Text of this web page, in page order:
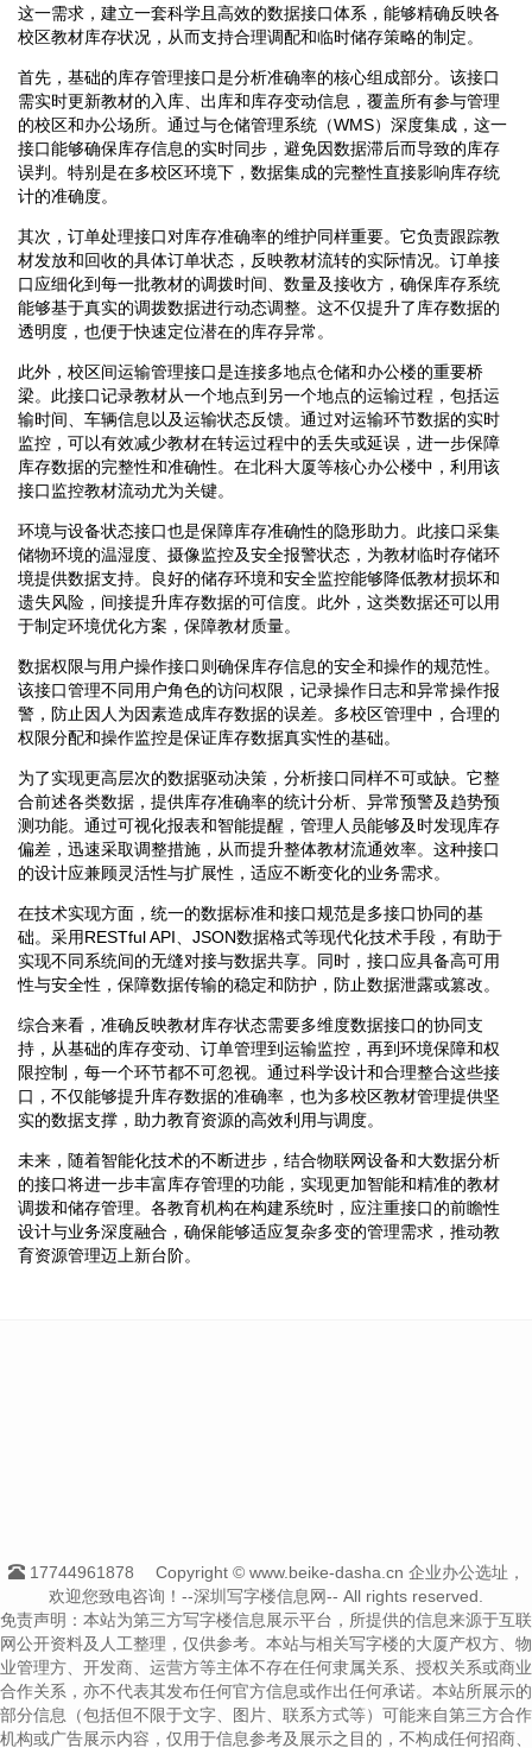
这一需求，建立一套科学且高效的数据接口体系，能够精确反映各
校区教材库存状况，从而支持合理调配和临时储存策略的制定。
首先，基础的库存管理接口是分析准确率的核心组成部分。该接口
需实时更新教材的入库、出库和库存变动信息，覆盖所有参与管理
的校区和办公场所。通过与仓储管理系统（WMS）深度集成，这一
接口能够确保库存信息的实时同步，避免因数据滞后而导致的库存
误判。特别是在多校区环境下，数据集成的完整性直接影响库存统
计的准确度。
其次，订单处理接口对库存准确率的维护同样重要。它负责跟踪教
材发放和回收的具体订单状态，反映教材流转的实际情况。订单接
口应细化到每一批教材的调拨时间、数量及接收方，确保库存系统
能够基于真实的调拨数据进行动态调整。这不仅提升了库存数据的
透明度，也便于快速定位潜在的库存异常。
此外，校区间运输管理接口是连接多地点仓储和办公楼的重要桥
梁。此接口记录教材从一个地点到另一个地点的运输过程，包括运
输时间、车辆信息以及运输状态反馈。通过对运输环节数据的实时
监控，可以有效减少教材在转运过程中的丢失或延误，进一步保障
库存数据的完整性和准确性。在北科大厦等核心办公楼中，利用该
接口监控教材流动尤为关键。
环境与设备状态接口也是保障库存准确性的隐形助力。此接口采集
储物环境的温湿度、摄像监控及安全报警状态，为教材临时存储环
境提供数据支持。良好的储存环境和安全监控能够降低教材损坏和
遗失风险，间接提升库存数据的可信度。此外，这类数据还可以用
于制定环境优化方案，保障教材质量。
数据权限与用户操作接口则确保库存信息的安全和操作的规范性。
该接口管理不同用户角色的访问权限，记录操作日志和异常操作报
警，防止因人为因素造成库存数据的误差。多校区管理中，合理的
权限分配和操作监控是保证库存数据真实性的基础。
为了实现更高层次的数据驱动决策，分析接口同样不可或缺。它整
合前述各类数据，提供库存准确率的统计分析、异常预警及趋势预
测功能。通过可视化报表和智能提醒，管理人员能够及时发现库存
偏差，迅速采取调整措施，从而提升整体教材流通效率。这种接口
的设计应兼顾灵活性与扩展性，适应不断变化的业务需求。
在技术实现方面，统一的数据标准和接口规范是多接口协同的基
础。采用RESTful API、JSON数据格式等现代化技术手段，有助于
实现不同系统间的无缝对接与数据共享。同时，接口应具备高可用
性与安全性，保障数据传输的稳定和防护，防止数据泄露或篡改。
综合来看，准确反映教材库存状态需要多维度数据接口的协同支
持，从基础的库存变动、订单管理到运输监控，再到环境保障和权
限控制，每一个环节都不可忽视。通过科学设计和合理整合这些接
口，不仅能够提升库存数据的准确率，也为多校区教材管理提供坚
实的数据支撑，助力教育资源的高效利用与调度。
未来，随着智能化技术的不断进步，结合物联网设备和大数据分析
的接口将进一步丰富库存管理的功能，实现更加智能和精准的教材
调拨和储存管理。各教育机构在构建系统时，应注重接口的前瞻性
设计与业务深度融合，确保能够适应复杂多变的管理需求，推动教
育资源管理迈上新台阶。
17744961878
Copyright © www.beike-dasha.cn 企业办公选址，
欢迎您致电咨询！--深圳写字楼信息网-- All rights reserved.
免责声明：本站为第三方写字楼信息展示平台，所提供的信息来源于互联
网公开资料及人工整理，仅供参考。本站与相关写字楼的大厦产权方、物
业管理方、开发商、运营方等主体不存在任何隶属关系、授权关系或商业
合作关系，亦不代表其发布任何官方信息或作出任何承诺。本站所展示的
部分信息（包括但不限于文字、图片、联系方式等）可能来自第三方合作
机构或广告展示内容，仅用于信息参考及展示之目的，不构成任何招商、